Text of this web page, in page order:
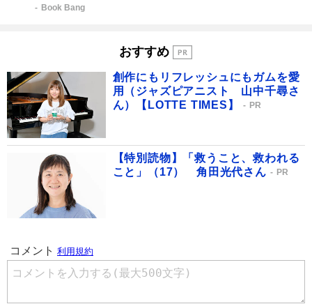
Book Bang
おすすめ
創作にもリフレッシュにもガムを愛
用（ジャズピアニスト 山中千尋さ
ん）【LOTTE TIMES】
PR
【特別読物】「救うこと、救われる
こと」（17） 角田光代さん
PR